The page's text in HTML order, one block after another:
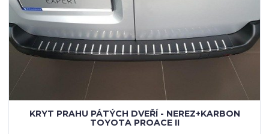
KRYT PRAHU PÁTÝCH DVEŘÍ - NEREZ+KARBON
TOYOTA PROACE II